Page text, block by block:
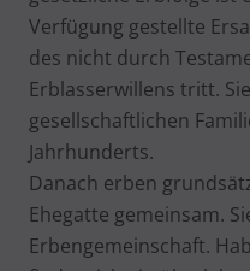
Verfügung gestellte
des nicht durch
Erblasserwillens tritt.
gesellschaftlichen
Jahrhunderts.
Danach erben
Ehegatte gemeinsam.
Erbengemeinschaft.